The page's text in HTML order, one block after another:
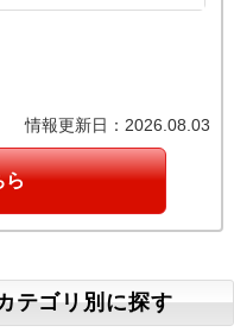
情報更新日：2026.08.03
ら
テゴリ別に探す